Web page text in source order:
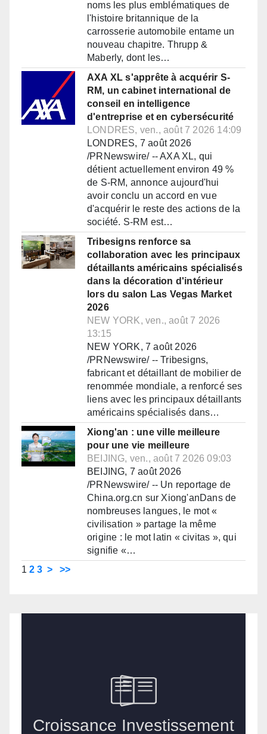
noms les plus emblématiques de
l'histoire britannique de la
carrosserie automobile entame un
nouveau chapitre. Thrupp &
Maberly, dont les…
AXA XL s'apprête à acquérir S-
RM, un cabinet international de
conseil en intelligence
d'entreprise et en cybersécurité
LONDRES, ven., août 7 2026 14:09
LONDRES, 7 août 2026
/PRNewswire/ -- AXA XL, qui
détient actuellement environ 49 %
de S-RM, annonce aujourd'hui
avoir conclu un accord en vue
d'acquérir le reste des actions de la
société. S-RM est…
Tribesigns renforce sa
collaboration avec les principaux
détaillants américains spécialisés
dans la décoration d'intérieur
lors du salon Las Vegas Market
2026
NEW YORK, ven., août 7 2026
13:15
NEW YORK, 7 août 2026
/PRNewswire/ -- Tribesigns,
fabricant et détaillant de mobilier de
renommée mondiale, a renforcé ses
liens avec les principaux détaillants
américains spécialisés dans…
Xiong'an : une ville meilleure
pour une vie meilleure
BEIJING, ven., août 7 2026 09:03
BEIJING, 7 août 2026
/PRNewswire/ -- Un reportage de
China.org.cn sur Xiong'anDans de
nombreuses langues, le mot «
civilisation » partage la même
origine : le mot latin « civitas », qui
signifie «…
1 2 3 > >>